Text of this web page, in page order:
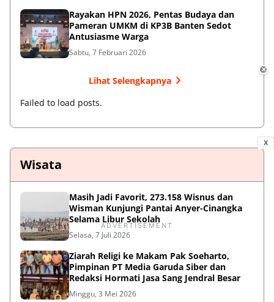
Rayakan HPN 2026, Pentas Budaya dan
Pameran UMKM di KP3B Banten Sedot
Antusiasme Warga
Sabtu, 7 Februari 2026
Lihat Selengkapnya
Failed to load posts.
Wisata
Masih Jadi Favorit, 273.158 Wisnus dan
Wisman Kunjungi Pantai Anyer-Cinangka
Selama Libur Sekolah
Selasa, 7 Juli 2026
Ziarah Religi ke Makam Pak Soeharto,
Pimpinan PT Media Garuda Siber dan
Redaksi Hormati Jasa Sang Jendral Besar
Minggu, 3 Mei 2026
X
ADVERTISEMENT
✕